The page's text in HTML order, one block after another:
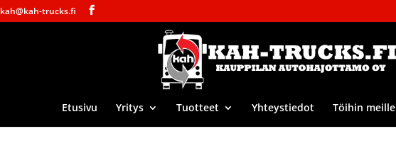
kah@kah-trucks.fi
Etusivu Yritys Tuotteet Yhteystiedot Töihin meille